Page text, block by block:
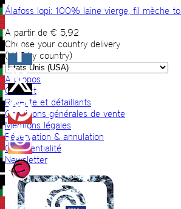
Álafoss lopi: 100% laine vierge, fil mèche
A partir de € 5,92
Choose your country delivery
(VAT by country)
A propos
Contact
Revente et détaillants
Conditions générales de vente
Mentions légales
Réservation & annulation
Confidentialité
Newsletter